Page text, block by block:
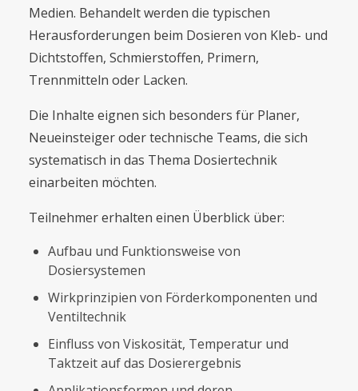
Medien. Behandelt werden die typischen
Herausforderungen beim Dosieren von Kleb- und
Dichtstoffen, Schmierstoffen, Primern,
Trennmitteln oder Lacken.
Die Inhalte eignen sich besonders für Planer,
Neueinsteiger oder technische Teams, die sich
systematisch in das Thema Dosiertechnik
einarbeiten möchten.
Teilnehmer erhalten einen Überblick über:
Aufbau und Funktionsweise von
Dosiersystemen
Wirkprinzipien von Förderkomponenten und
Ventiltechnik
Einfluss von Viskosität, Temperatur und
Taktzeit auf das Dosierergebnis